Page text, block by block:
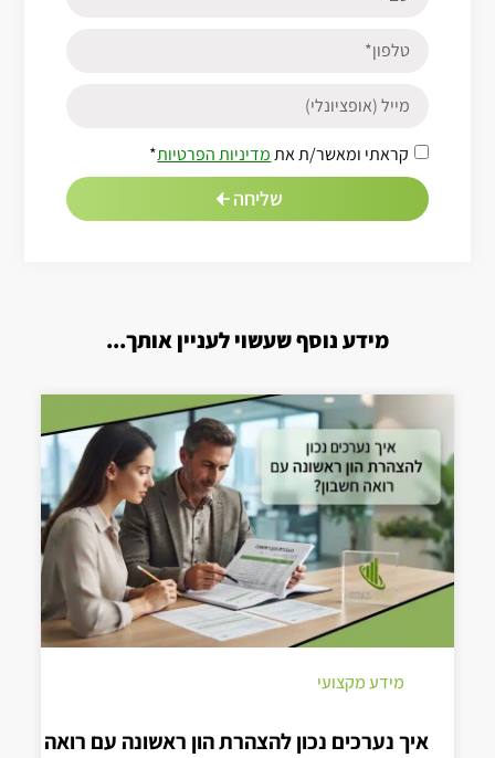
קראתי ומאשר/ת אתמדיניות הפרטיות*
שליחה
מידע נוסף שעשוי לעניין אותך...
מידע מקצועי
איך נערכים נכון להצהרת הון ראשונה עם רואה